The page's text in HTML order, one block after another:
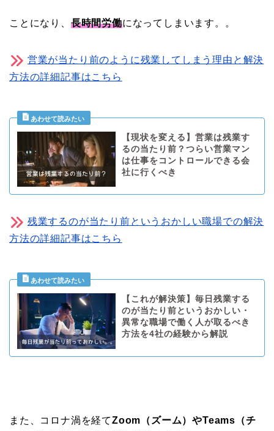
ことになり、 長時間労働になってしまいます。。
営業が当たり前のように残業してしまう理由と解決
方法の詳細記事はこちら
【現状を変える】営業は残業す
るの当たり前？つらい営業マン
は仕事をコントロールできる会
社に行くべき
残業するのが当たり前というおかしい職場での解決
方法の詳細記事はこちら
【これが解決策】毎日残業する
のが当たり前というおかしい・
異常な職場で働く人が取るべき
方法を4社の経験から解説
また、コロナ渦を経てZoom（ズーム）やTeams（チ